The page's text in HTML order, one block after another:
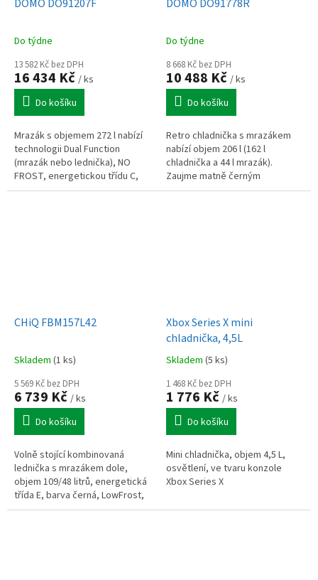
DOMO DO91207F
Do týdne
13 582 Kč bez DPH
16 434 Kč / ks
Do košíku
Mrazák s objemem 272 l nabízí
technologii Dual Function
(mrazák nebo lednička), NO
FROST, energetickou třídu C,
Super Freeze, Super Cool a LED
DOMO DO91778R
Do týdne
8 668 Kč bez DPH
10 488 Kč / ks
Do košíku
Retro chladnička s mrazákem
nabízí objem 206 l (162 l
chladnička a 44 l mrazák).
Zaujme matně černým
designem, LED osvětlením,
CHiQ FBM157L42
Skladem (1 ks)
5 569 Kč bez DPH
6 739 Kč / ks
Do košíku
Volně stojící kombinovaná
lednička s mrazákem dole,
objem 109/48 litrů, energetická
třída E, barva černá, LowFrost,
LED osvlětlení, hlučnost 39 dB,
Xbox Series X mini
chladnička, 4,5L
Skladem (5 ks)
1 468 Kč bez DPH
1 776 Kč / ks
Do košíku
Mini chladnička, objem 4,5 L,
osvětlení, ve tvaru konzole
Xbox Series X